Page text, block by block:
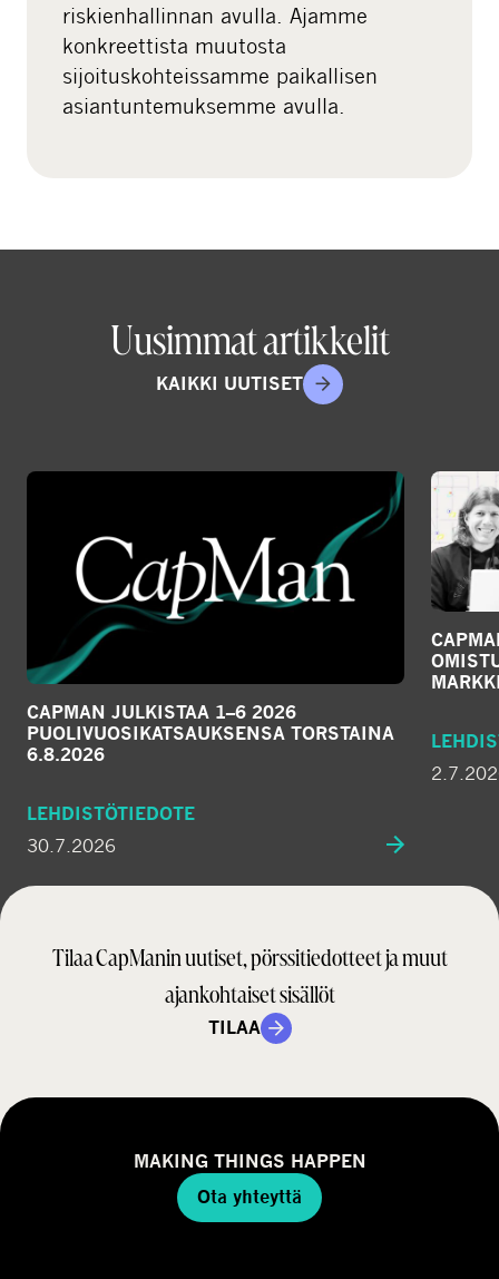
riskienhallinnan avulla. Ajamme
konkreettista muutosta
sijoituskohteissamme paikallisen
asiantuntemuksemme avulla.
Uusimmat artikkelit
KAIKKI UUTISET
CAPMAN JULKISTAA 1–6 2026
PUOLIVUOSIKATSAUKSENSA TORSTAINA
6.8.2026
LEHDISTÖTIEDOTE
30.7.2026
Tilaa CapManin uutiset, pörssitiedotteet ja muut
ajankohtaiset sisällöt
TILAA
MAKING THINGS HAPPEN
Ota yhteyttä